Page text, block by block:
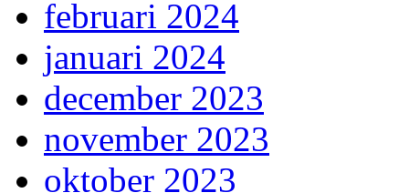
februari 2024
januari 2024
december 2023
november 2023
oktober 2023